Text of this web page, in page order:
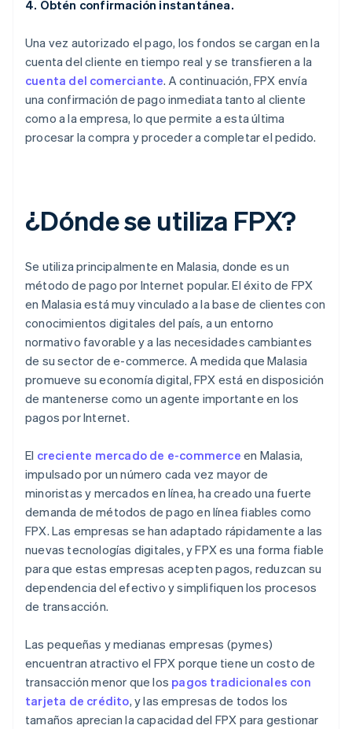
4. Obtén confirmación instantánea.
Una vez autorizado el pago, los fondos se cargan en la
cuenta del cliente en tiempo real y se transfieren a la
cuenta del comerciante. A continuación, FPX envía
una confirmación de pago inmediata tanto al cliente
como a la empresa, lo que permite a esta última
procesar la compra y proceder a completar el pedido.
¿Dónde se utiliza FPX?
Se utiliza principalmente en Malasia, donde es un
método de pago por Internet popular. El éxito de FPX
en Malasia está muy vinculado a la base de clientes con
conocimientos digitales del país, a un entorno
normativo favorable y a las necesidades cambiantes
de su sector de e-commerce. A medida que Malasia
promueve su economía digital, FPX está en disposición
de mantenerse como un agente importante en los
pagos por Internet.
El creciente mercado de e-commerce en Malasia,
impulsado por un número cada vez mayor de
minoristas y mercados en línea, ha creado una fuerte
demanda de métodos de pago en línea fiables como
FPX. Las empresas se han adaptado rápidamente a las
nuevas tecnologías digitales, y FPX es una forma fiable
para que estas empresas acepten pagos, reduzcan su
dependencia del efectivo y simplifiquen los procesos
de transacción.
Las pequeñas y medianas empresas (pymes)
encuentran atractivo el FPX porque tiene un costo de
transacción menor que los pagos tradicionales con
tarjeta de crédito, y las empresas de todos los
tamaños aprecian la capacidad del FPX para gestionar